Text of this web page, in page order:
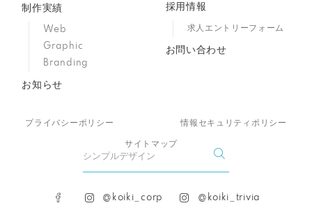
制作実績
Web
Graphic
Branding
お知らせ
採用情報
求人エントリーフォーム
お問い合わせ
サイトマップ
プライバシーポリシー 情報セキュリティポリシー
@koiki_corp @koiki_trivia